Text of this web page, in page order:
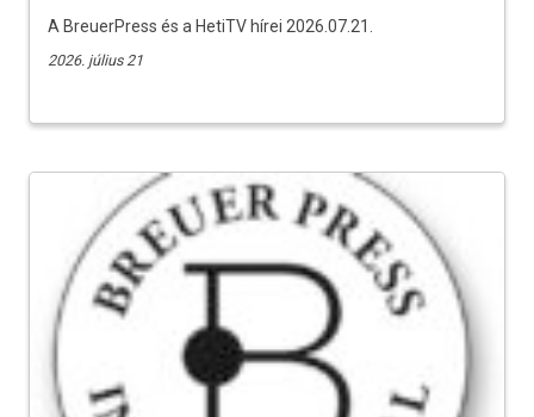
A BreuerPress és a HetiTV hírei 2026.07.21.
2026. július 21